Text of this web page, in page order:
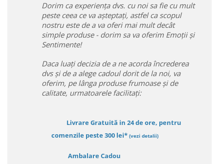
Dorim ca experiența dvs. cu noi sa fie cu mult
peste ceea ce va așteptați, astfel ca scopul
nostru este de a va oferi mai mult decât
simple produse - dorim sa va oferim Emoții și
Sentimente!
Daca luați decizia de a ne acorda încrederea
dvs și de a alege cadoul dorit de la noi, va
oferim, pe lânga produse frumoase și de
calitate, urmatoarele facilitați:
Livrare Gratuită in 24 de ore, pentru
comenzile peste 300 lei* (vezi detalii)
Ambalare Cadou